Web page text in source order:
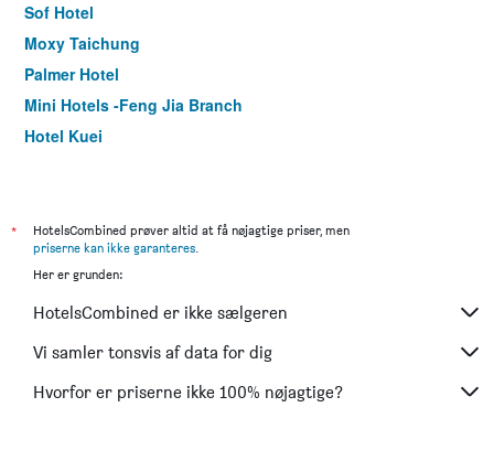
Sof Hotel
Moxy Taichung
Palmer Hotel
Mini Hotels -Feng Jia Branch
Hotel Kuei
Calligraphy Greenway Hotel
Twinstar Hotel
The Place Taichung
Hotel Mi Casa
Napas Hotel
*
HotelsCombined prøver altid at få nøjagtige priser, men
priserne kan ikke garanteres.
Her er grunden:
HotelsCombined er ikke sælgeren
Vi samler tonsvis af data for dig
Hvorfor er priserne ikke 100% nøjagtige?